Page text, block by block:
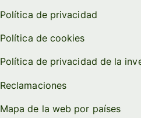
Política de privacidad
Política de cookies
Política de privacidad de la
Reclamaciones
Mapa de la web por países